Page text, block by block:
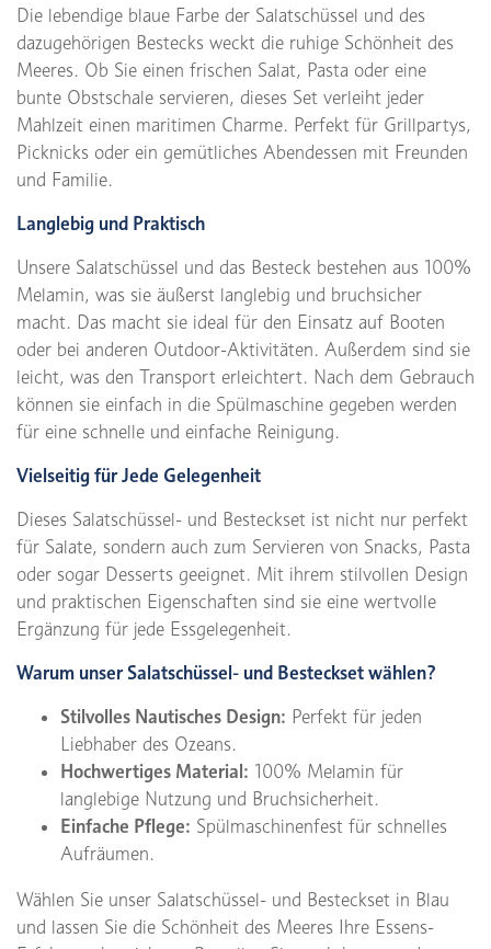
Die lebendige blaue Farbe der Salatschüssel und des
dazugehörigen Bestecks weckt die ruhige Schönheit des
Meeres. Ob Sie einen frischen Salat, Pasta oder eine
bunte Obstschale servieren, dieses Set verleiht jeder
Mahlzeit einen maritimen Charme. Perfekt für Grillpartys,
Picknicks oder ein gemütliches Abendessen mit Freunden
und Familie.
Langlebig und Praktisch
Unsere Salatschüssel und das Besteck bestehen aus 100%
Melamin, was sie äußerst langlebig und bruchsicher
macht. Das macht sie ideal für den Einsatz auf Booten
oder bei anderen Outdoor-Aktivitäten. Außerdem sind sie
leicht, was den Transport erleichtert. Nach dem Gebrauch
können sie einfach in die Spülmaschine gegeben werden
für eine schnelle und einfache Reinigung.
Vielseitig für Jede Gelegenheit
Dieses Salatschüssel- und Besteckset ist nicht nur perfekt
für Salate, sondern auch zum Servieren von Snacks, Pasta
oder sogar Desserts geeignet. Mit ihrem stilvollen Design
und praktischen Eigenschaften sind sie eine wertvolle
Ergänzung für jede Essgelegenheit.
Warum unser Salatschüssel- und Besteckset wählen?
Stilvolles Nautisches Design: Perfekt für jeden
Liebhaber des Ozeans.
Hochwertiges Material: 100% Melamin für
langlebige Nutzung und Bruchsicherheit.
Einfache Pflege: Spülmaschinenfest für schnelles
Aufräumen.
Wählen Sie unser Salatschüssel- und Besteckset in Blau
und lassen Sie die Schönheit des Meeres Ihre Essens-